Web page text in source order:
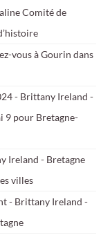
Comité de
vous à Gourin dans
- Brittany Ireland -
9 pour Bretagne-
Ireland - Bretagne
villes
- Brittany Ireland -